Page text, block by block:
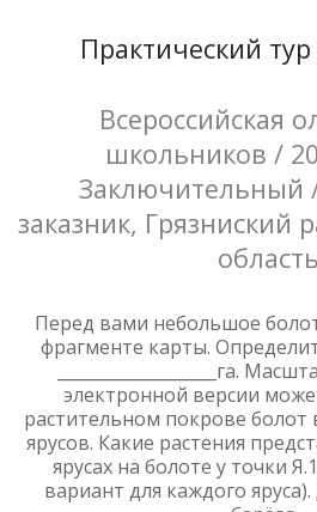
Практический
Всероссийская
школьников /
Заключительный
заказник, Грязниский
область
Перед вами небольшое
фрагменте карты.
___________________га.
электронной версии
растительном покрове
ярусов. Какие растения
ярусах на болоте у точки
вариант для каждого